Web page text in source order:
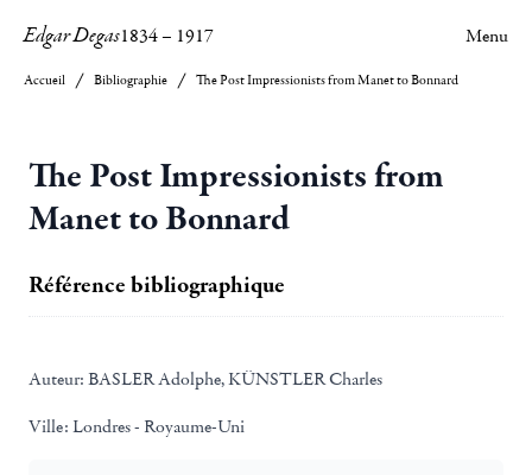
Edgar Degas1834– 1917 Menu
Accueil Bibliographie The Post Impressionists from Manet to Bonnard
The Post Impressionists from
Manet to Bonnard
Référence bibliographique
Auteur: BASLER Adolphe, KÜNSTLER Charles
Ville: Londres - Royaume-Uni